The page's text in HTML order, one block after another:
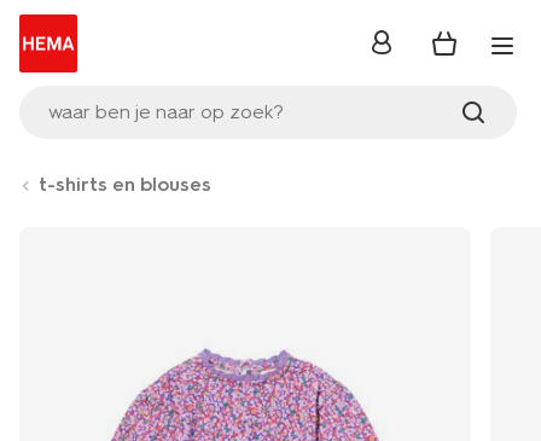
waar ben je naar op zoek?
inloggen
t-shirts en blouses